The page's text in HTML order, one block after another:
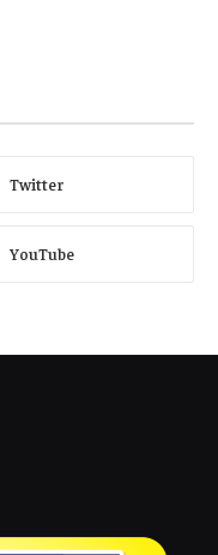
Twitter
YouTube